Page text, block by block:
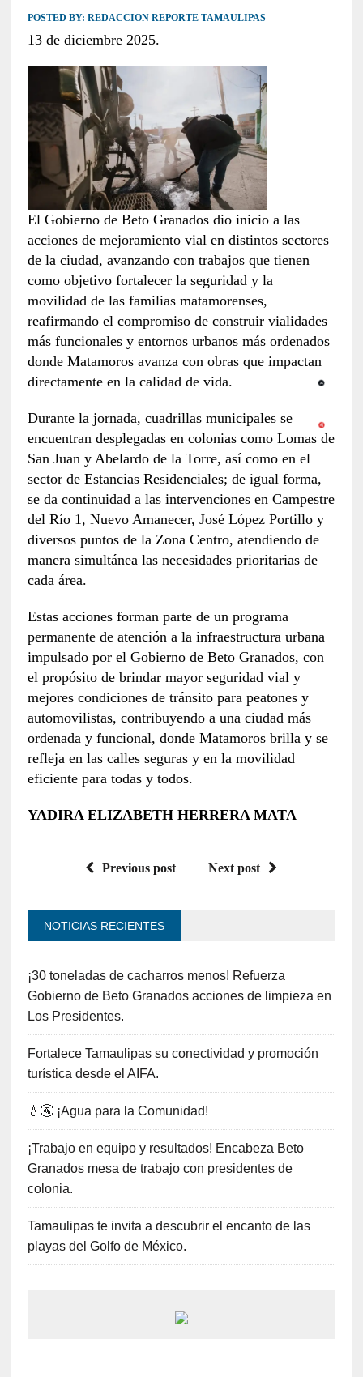
POSTED BY: REDACCION REPORTE TAMAULIPAS
13 de diciembre 2025.
El Gobierno de Beto Granados dio inicio a las
acciones de mejoramiento vial en distintos sectores
de la ciudad, avanzando con trabajos que tienen
como objetivo fortalecer la seguridad y la
movilidad de las familias matamorenses,
reafirmando el compromiso de construir vialidades
más funcionales y entornos urbanos más ordenados
donde Matamoros avanza con obras que impactan
directamente en la calidad de vida.
Durante la jornada, cuadrillas municipales se
encuentran desplegadas en colonias como Lomas de
San Juan y Abelardo de la Torre, así como en el
sector de Estancias Residenciales; de igual forma,
se da continuidad a las intervenciones en Campestre
del Río 1, Nuevo Amanecer, José López Portillo y
diversos puntos de la Zona Centro, atendiendo de
manera simultánea las necesidades prioritarias de
cada área.
Estas acciones forman parte de un programa
permanente de atención a la infraestructura urbana
impulsado por el Gobierno de Beto Granados, con
el propósito de brindar mayor seguridad vial y
mejores condiciones de tránsito para peatones y
automovilistas, contribuyendo a una ciudad más
ordenada y funcional, donde Matamoros brilla y se
refleja en las calles seguras y en la movilidad
eficiente para todas y todos.
YADIRA ELIZABETH HERRERA MATA
Previous post Next post
NOTICIAS RECIENTES
¡30 toneladas de cacharros menos! Refuerza
Gobierno de Beto Granados acciones de limpieza en
Los Presidentes.
Fortalece Tamaulipas su conectividad y promoción
turística desde el AIFA.
💧🚰 ¡Agua para la Comunidad!
¡Trabajo en equipo y resultados! Encabeza Beto
Granados mesa de trabajo con presidentes de
colonia.
Tamaulipas te invita a descubrir el encanto de las
playas del Golfo de México.